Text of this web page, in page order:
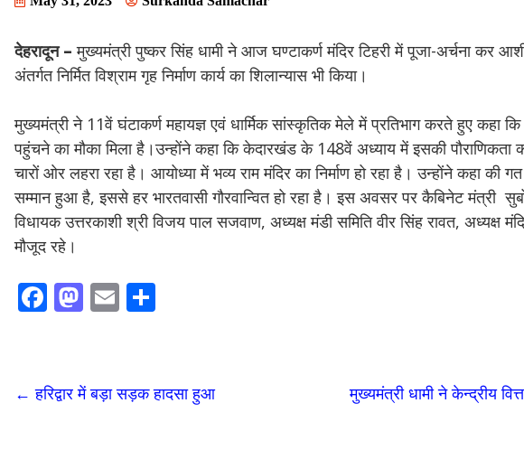
देहरादून –मुख्यमंत्री पुष्कर सिंह धामी ने आज घण्टाकर्ण मंदिर टिहरी में पूजा-अर्चना कर
अंतर्गत निर्मित विश्राम गृह निर्माण कार्य का शिलान्यास भी किया।
मुख्यमंत्री ने 11वें घंटाकर्ण महायज्ञ एवं धार्मिक सांस्कृतिक मेले में प्रतिभाग करते हुए कहा कि
पहुंचने का मौका मिला है।उन्होंने कहा कि केदारखंड के 148वें अध्याय में इसकी
चारों ओर लहरा रहा है। आयोध्या में भव्य राम मंदिर का निर्माण हो रहा है। उन्होंने कहा की
सम्मान हुआ है, इससे हर भारतवासी गौरवान्वित हो रहा है। इस अवसर पर कैबिनेट मंत्री
विधायक उत्तरकाशी श्री विजय पाल सजवाण, अध्यक्ष मंडी समिति वीर सिंह रावत, अध्यक्ष
मौजूद रहे।
F
b
o
M
d
o
E
l e
← हरिद्वार में बड़ा सड़क हादसा हुआ मुख्यमंत्री धामी ने केन्द्रीय